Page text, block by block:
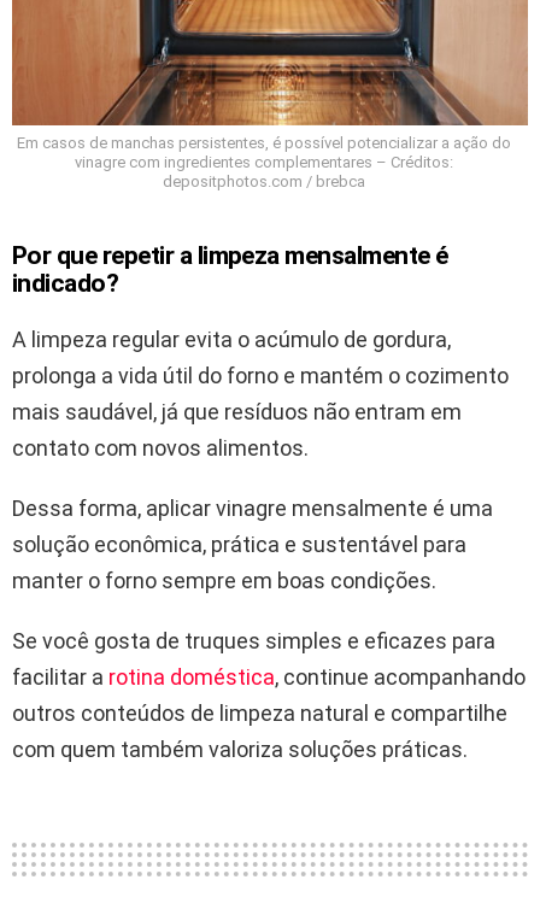
Em casos de manchas persistentes, é possível potencializar a ação do
vinagre com ingredientes complementares – Créditos:
depositphotos.com / brebca
Por que repetir a limpeza mensalmente é
indicado?
A limpeza regular evita o acúmulo de gordura,
prolonga a vida útil do forno e mantém o cozimento
mais saudável, já que resíduos não entram em
contato com novos alimentos.
Dessa forma, aplicar vinagre mensalmente é uma
solução econômica, prática e sustentável para
manter o forno sempre em boas condições.
Se você gosta de truques simples e eficazes para
facilitar a rotina doméstica, continue acompanhando
outros conteúdos de limpeza natural e compartilhe
com quem também valoriza soluções práticas.